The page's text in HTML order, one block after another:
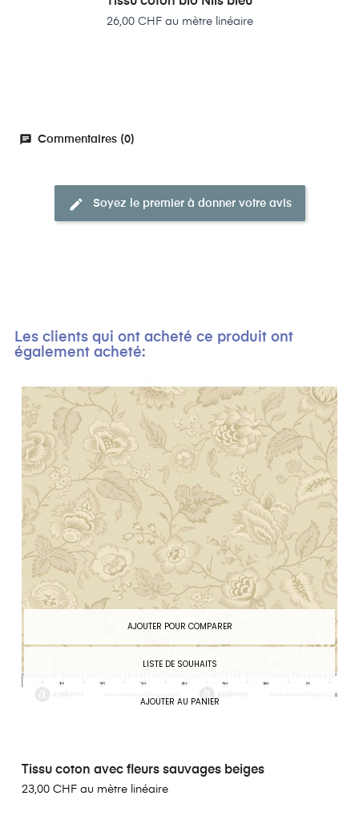
Prix
26,00 CHF au mètre linéaire
chat Commentaires (0)
edit Soyez le premier à donner votre avis
Les clients qui ont acheté ce produit ont
également acheté:
AJOUTER POUR COMPARER
LISTE DE SOUHAITS
AJOUTER AU PANIER
Tissu coton avec fleurs sauvages beiges
23,00 CHF au mètre linéaire